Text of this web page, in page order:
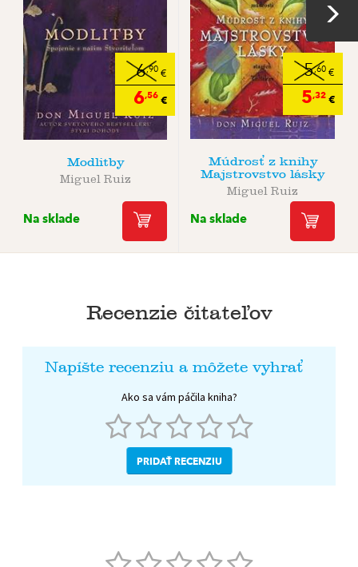
6,90€
6,56€
Modlitby
Miguel Ruiz
Na sklade
5,60€
5,32€
Múdrosť z knihy
Majstrovstvo lásky
Miguel Ruiz
Na sklade
Recenzie čitateľov
Napíšte recenziu a môžete vyhrať
Ako sa vám páčila kniha?
PRIDAŤ RECENZIU